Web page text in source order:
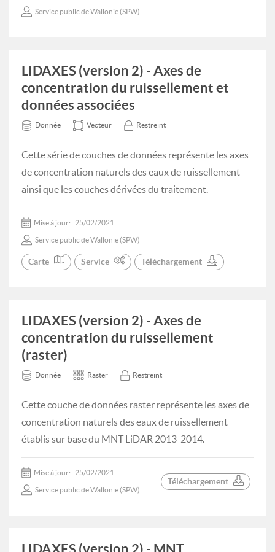
Service public de Wallonie (SPW)
LIDAXES (version 2) - Axes de
concentration du ruissellement et
données associées
Donnée Vecteur Restreint
Cette série de couches de données représente les axes
de concentration naturels des eaux de ruissellement
ainsi que les couches dérivées du traitement.
Mise à jour: 25/02/2021
Service public de Wallonie (SPW)
Carte Service Téléchargement
LIDAXES (version 2) - Axes de
concentration du ruissellement
(raster)
Donnée Raster Restreint
Cette couche de données raster représente les axes de
concentration naturels des eaux de ruissellement
établis sur base du MNT LiDAR 2013-2014.
Mise à jour: 25/02/2021
Service public de Wallonie (SPW)
Téléchargement
LIDAXES (version 2) - MNT